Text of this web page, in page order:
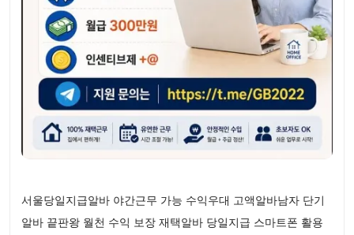
서울당일지급알바 야간근무 가능 수익우대 고액알바남자 단기
알바 끝판왕 월천 수익 보장 재택알바 당일지급 스마트폰 활용